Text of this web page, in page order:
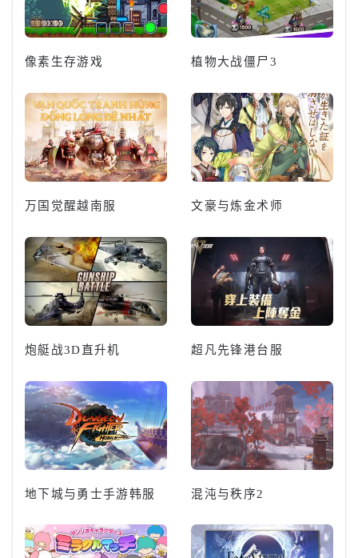
像素生存游戏 植物大战僵尸3
万国觉醒越南服 文豪与炼金术师
炮艇战3D直升机 超凡先锋港台服
地下城与勇士手游韩服 混沌与秩序2